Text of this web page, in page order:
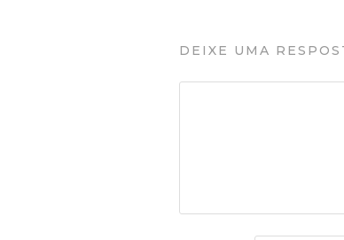
DEIXE UMA